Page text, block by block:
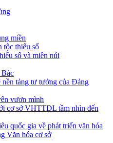
miền
tộc thiểu số
số và miền núi
Bác
tảng tư tưởng của Đảng
vươn mình
cơ sở VHTTDL tầm nhìn đến
quốc gia về phát triển văn hóa
Văn hóa cơ sở